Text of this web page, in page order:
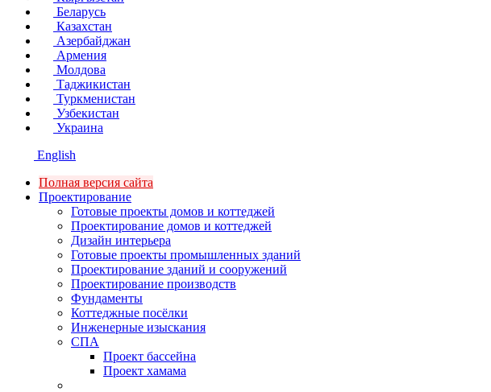
Беларусь
Казахстан
Азербайджан
Армения
Молдова
Таджикистан
Туркменистан
Узбекистан
Украина
English
Полная версия сайта
Проектирование
Готовые проекты домов и коттеджей
Проектирование домов и коттеджей
Дизайн интерьера
Готовые проекты промышленных зданий
Проектирование зданий и сооружений
Проектирование производств
Фундаменты
Коттеджные посёлки
Инженерные изыскания
СПА
Проект бассейна
Проект хамама